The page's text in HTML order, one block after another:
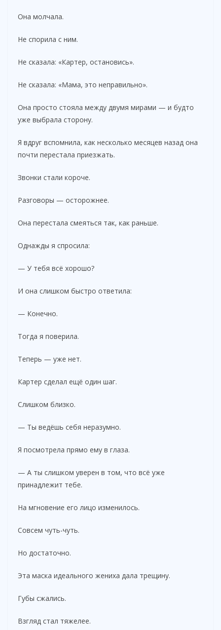
Она молчала.
Не спорила с ним.
Не сказала: «Картер, остановись».
Не сказала: «Мама, это неправильно».
Она просто стояла между двумя мирами — и будто
уже выбрала сторону.
Я вдруг вспомнила, как несколько месяцев назад она
почти перестала приезжать.
Звонки стали короче.
Разговоры — осторожнее.
Она перестала смеяться так, как раньше.
Однажды я спросила:
— У тебя всё хорошо?
И она слишком быстро ответила:
— Конечно.
Тогда я поверила.
Теперь — уже нет.
Картер сделал ещё один шаг.
Слишком близко.
— Ты ведёшь себя неразумно.
Я посмотрела прямо ему в глаза.
— А ты слишком уверен в том, что всё уже
принадлежит тебе.
На мгновение его лицо изменилось.
Совсем чуть-чуть.
Но достаточно.
Эта маска идеального жениха дала трещину.
Губы сжались.
Взгляд стал тяжелее.